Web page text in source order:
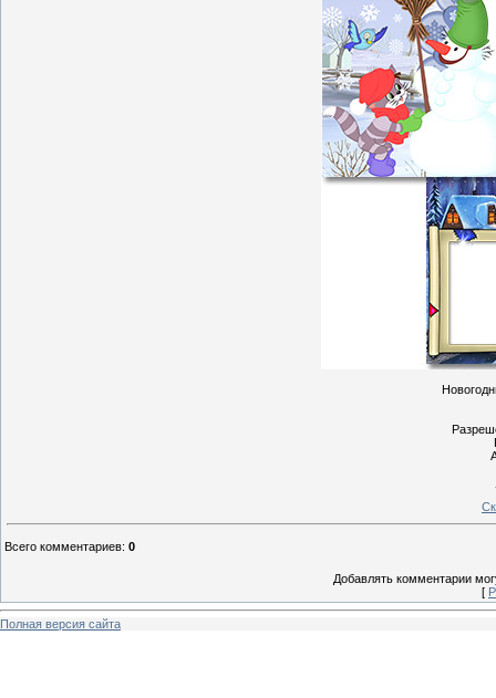
Всего комментариев: 0
Добавлять комментарии
[
Полная версия сайта